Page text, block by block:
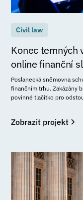
Civil law
Konec temných
online finanční
Poslanecká sněmovna
finančním trhu. Zakázány
povinné tlačítko pro
Zobrazit projekt